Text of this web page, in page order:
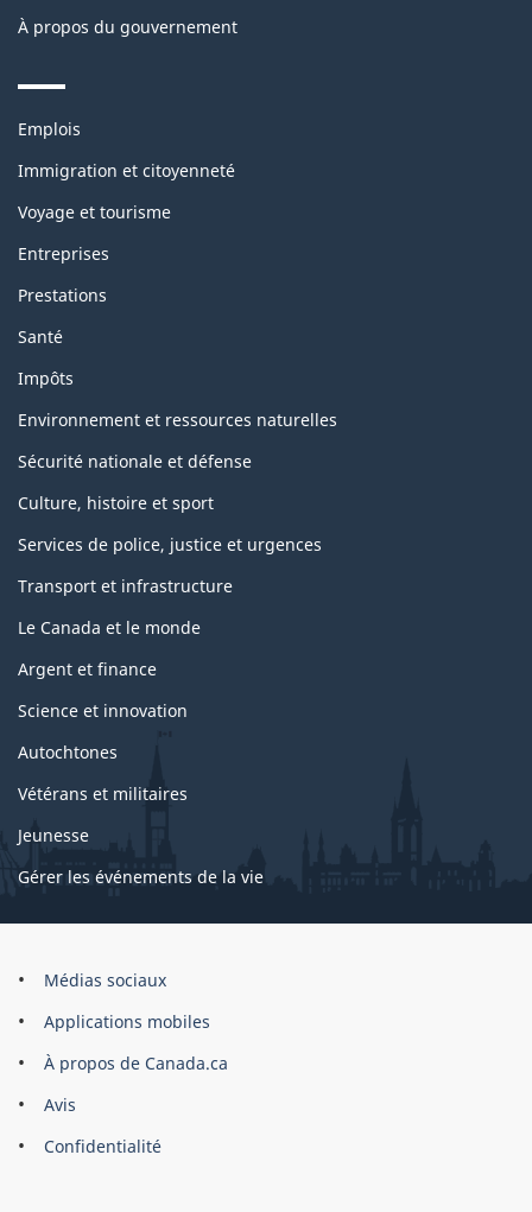
À propos du gouvernement
Themes
topics
Emplois
Immigration et citoyenneté
Voyage et tourisme
Entreprises
Prestations
Santé
Impôts
Environnement et ressources naturelles
Sécurité nationale et défense
Culture, histoire et sport
Services de police, justice et urgences
Transport et infrastructure
Le Canada et le monde
Argent et finance
Science et innovation
Autochtones
Vétérans et militaires
Jeunesse
Gérer les événements de la vie
Organisation
gouvernement
du
Canada
Médias sociaux
Applications mobiles
À propos de Canada.ca
Avis
Confidentialité